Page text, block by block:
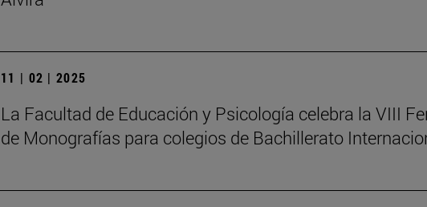
11 | 02 | 2025
La Facultad de Educación y Psicología celebra la VIII
de Monografías para colegios de Bachillerato